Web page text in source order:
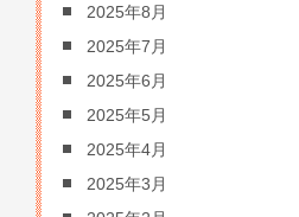
2025年8月
2025年7月
2025年6月
2025年5月
2025年4月
2025年3月